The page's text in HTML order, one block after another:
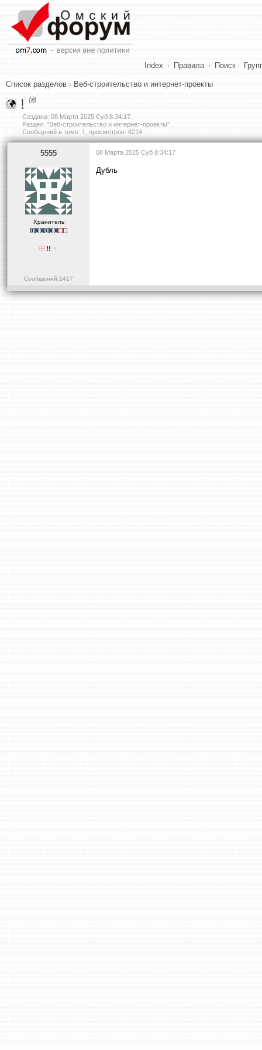
Index · Правила · Поиск ·
Список разделов Веб-строительство и интернет-проекты
!
Создана: 08 Марта 2025 Суб 8:34:17
Раздел: "Веб-строительство и интернет-проекты"
Сообщений в теме: 1, просмотров: 8214
5555
Хранитель
Сообщений:1417
08 Марта 2025 Суб 8:34:17
Дубль